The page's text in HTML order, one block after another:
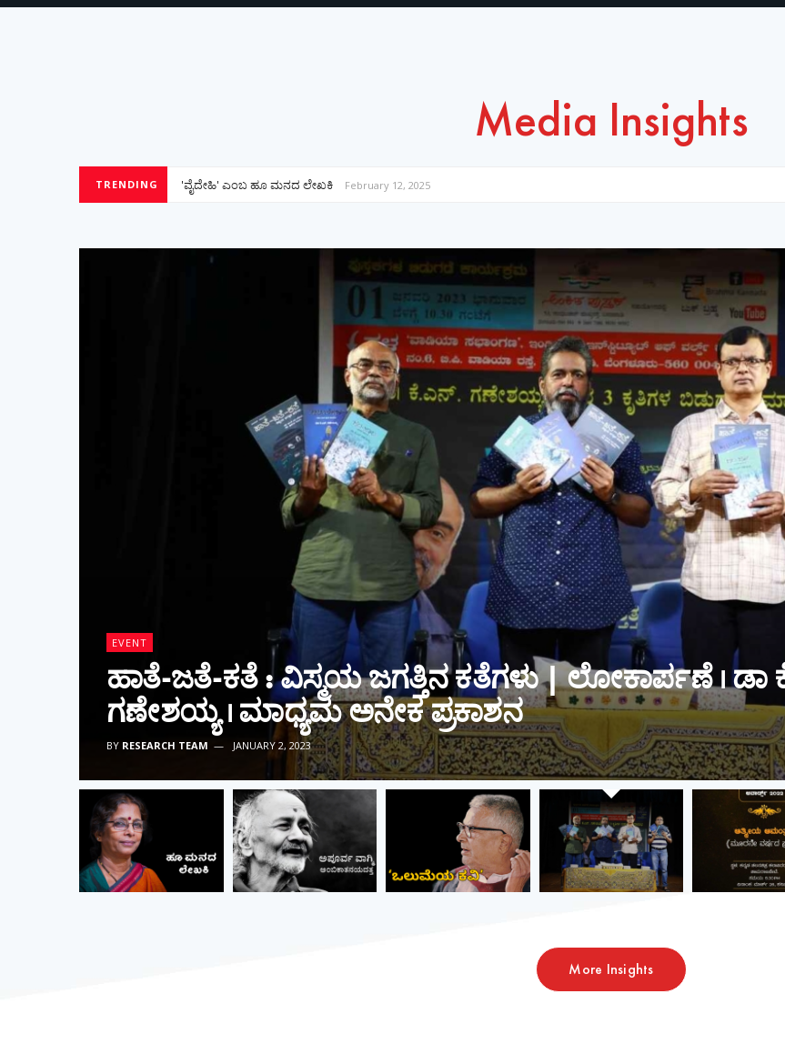
Media Insights
TRENDING 'ವೈದೇಹಿ' ಎಂಬ ಹೂ ಮನದ ಲೇಖಕಿ February 12, 2025
EVENT
Maadhyama Aneka features it’s
Chandanavana Film Critics Awards
BYRESEARCH TEAM MARCH 26, 2022
More Insights